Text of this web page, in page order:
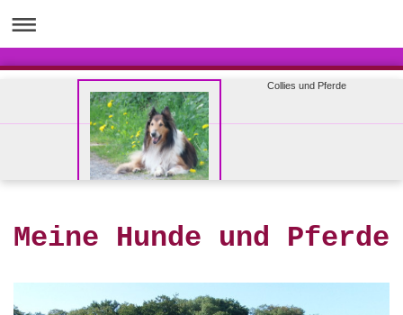
Collies und Pferde
Meine Hunde und Pferde